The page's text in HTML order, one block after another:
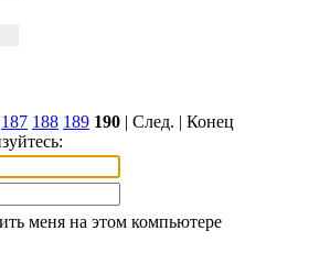
187 188 189 190 | След. | Конец
меня на этом компьютере